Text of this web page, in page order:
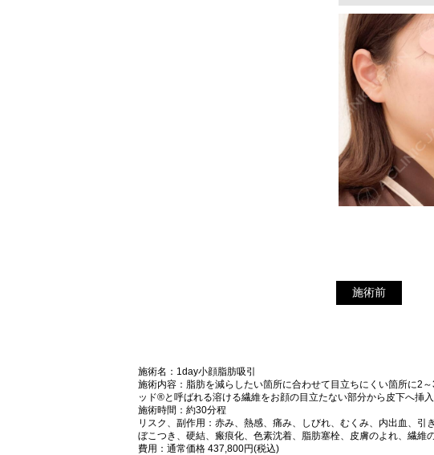
施術前
施術名：1day小顔脂肪吸引
施術内容：脂肪を減らしたい箇所に合わせて目立ちにくい箇所に2
ッド®と呼ばれる溶ける繊維をお顔の目立たない部分から皮下へ挿
施術時間：約30分程
リスク、副作用：赤み、熱感、痛み、しびれ、むくみ、内出血、
ぼこつき、硬結、瘢痕化、色素沈着、脂肪塞栓、皮膚のよれ、繊維
費用：通常価格 437,800円(税込)